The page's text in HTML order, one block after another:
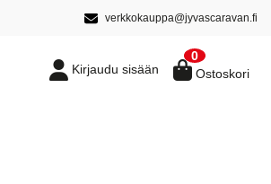
verkkokauppa@jyvascaravan.fi
Kirjaudu sisään
0
Ostoskori